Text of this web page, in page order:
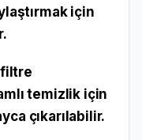
için
filtre
temizlik için
çıkarılabilir.